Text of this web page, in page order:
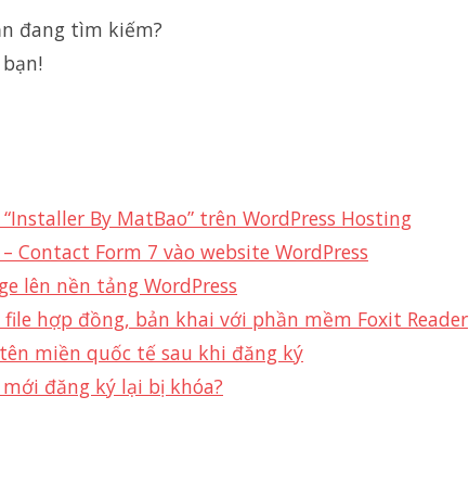
đang tìm kiếm?
By MatBao” trên WordPress Hosting
Contact Form 7 vào website WordPress
lên nền tảng WordPress
hợp đồng, bản khai với phần mềm Foxit Reader
miền quốc tế sau khi đăng ký
đăng ký lại bị khóa?